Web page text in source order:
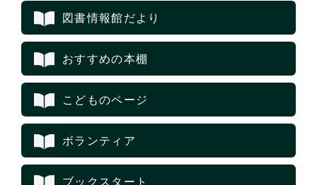
図書情報館だより
おすすめの本棚
こどものページ
ボランティア
ブックスタート